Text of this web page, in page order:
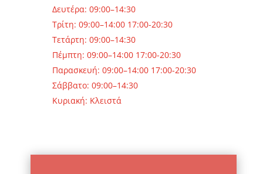
Δευτέρα: 09:00–14:30
Τρίτη: 09:00–14:00 17:00-20:30
Τετάρτη: 09:00–14:30
Πέμπτη: 09:00–14:00 17:00-20:30
Παρασκευή: 09:00–14:00 17:00-20:30
Σάββατο: 09:00–14:30
Κυριακή: Κλειστά